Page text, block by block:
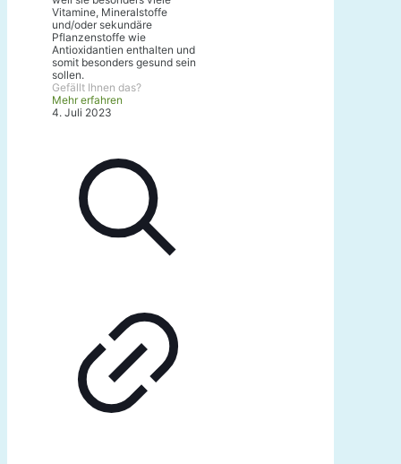
Vitamine, Mineralstoffe
und/oder sekundäre
Pflanzenstoffe wie
Antioxidantien enthalten und
somit besonders gesund sein
sollen.
Gefällt Ihnen das?
Mehr erfahren
4. Juli 2023